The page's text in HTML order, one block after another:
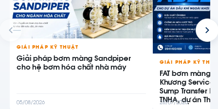
GIẢI PHÁP KỸ THUẬT
Giải pháp bơm màng Sandpiper
cho hệ bơm hóa chất nhà máy
05/08/2026
GIẢI PHÁP KỸ
FAT bơm màng
Khương
Sump Transfer
TNHA, dự án
28/07/2026